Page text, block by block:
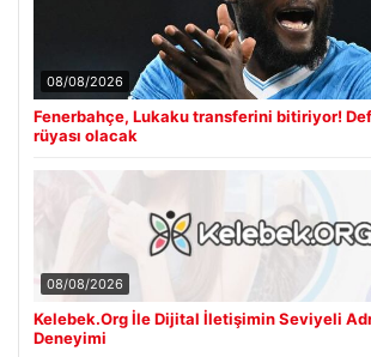
08/08/2026
Fenerbahçe, Lukaku transferini bitiriyor!
rüyası olacak
08/08/2026
Kelebek.Org İle Dijital İletişimin Seviyeli
Deneyimi